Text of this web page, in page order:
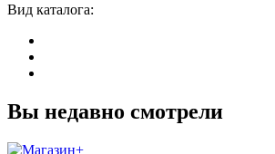
Вид каталога:
Вы недавно смотрели